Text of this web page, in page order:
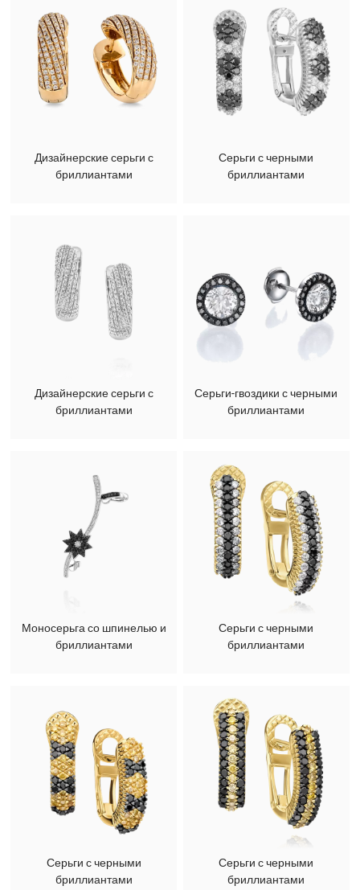
Дизайнерские серьги с
бриллиантами
Серьги с черными
бриллиантами
Дизайнерские серьги с
бриллиантами
Серьги-гвоздики с черными
бриллиантами
Моносерьга со шпинелью и
бриллиантами
Серьги с черными
бриллиантами
Серьги с черными
бриллиантами
Серьги с черными
бриллиантами